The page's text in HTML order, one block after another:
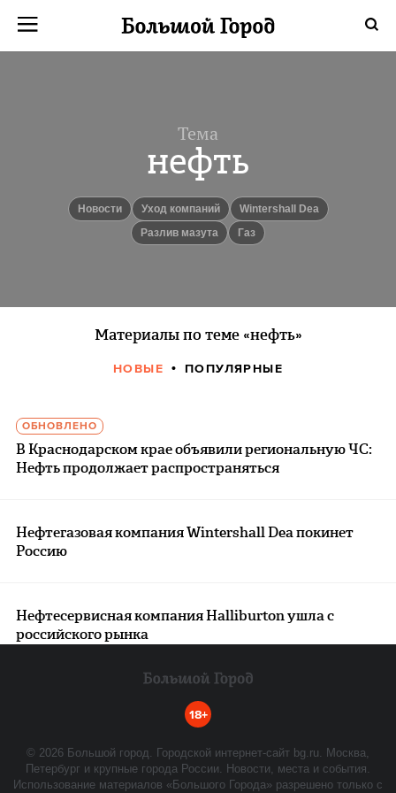
Тема
нефть
новости Уход компаний
Wintershall Dea
разлив мазута
Газ
Материалы по теме «нефть»
НОВЫЕ ПОПУЛЯРНЫЕ
ОБНОВЛЕНО
В Краснодарском крае объявили региональную ЧС:
Нефть продолжает распространяться
Нефтегазовая компания Wintershall Dea покинет
Россию
Нефтесервисная компания Halliburton ушла с
российского рынка
18+
© 2026 Большой город. Городской интернет-сайт bg.ru. Москва,
Петербург и крупные города России. Новости, места и события.
Использование материалов «Большого Города» разрешено только с